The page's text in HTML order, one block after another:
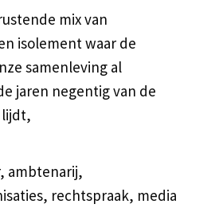
mix van
isolement waar de
samenleving al
jaren negentig van de
lijdt,
ambtenarij,
rechtspraak, media